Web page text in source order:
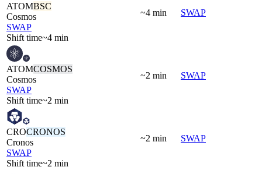
ATOMBSC
Cosmos
SWAP
Shift time~4 min
~4 min SWAP
ATOMCOSMOS
Cosmos
SWAP
Shift time~2 min
~2 min SWAP
CROCRONOS
Cronos
SWAP
Shift time~2 min
~2 min SWAP